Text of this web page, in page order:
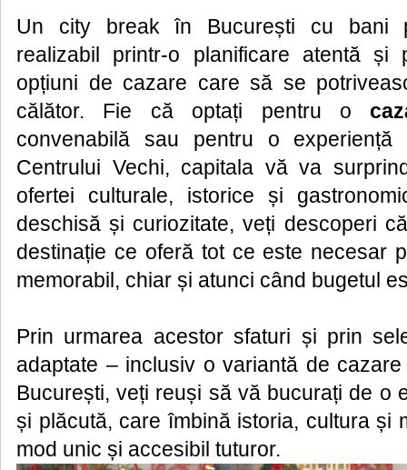
Un city break în București cu bani
realizabil printr-o planificare atentă și
opțiuni de cazare care să se
călător. Fie că optați pentru o
convenabilă sau pentru o experiență
Centrului Vechi, capitala vă va
ofertei culturale, istorice și
deschisă și curiozitate, veți descoperi
destinație ce oferă tot ce este necesar
memorabil, chiar și atunci când bugetul
Prin urmarea acestor sfaturi și prin
adaptate – inclusiv o variantă de
București, veți reuși să vă bucurați de o
și plăcută, care îmbină istoria, cultura și
mod unic și accesibil tuturor.